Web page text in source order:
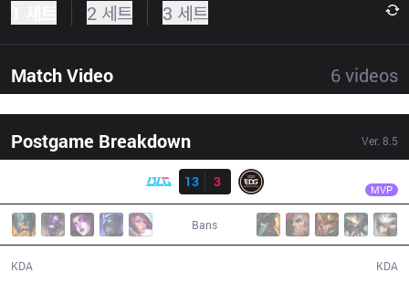
2 세트 3 세트
Match Video 6videos
Postgame Breakdown Ver. 8.5
13
3 MVP
Bans
KDA KDA